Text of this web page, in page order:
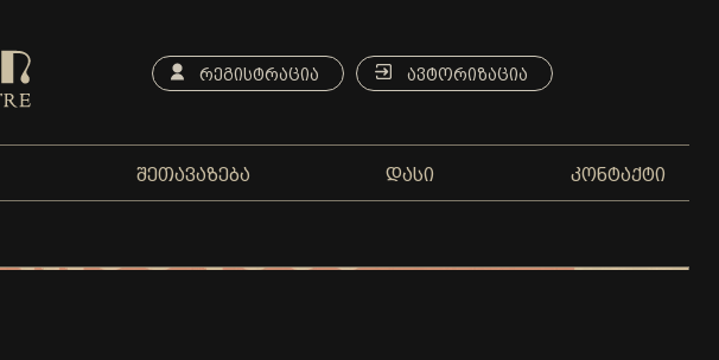
ᲠᲔᲒᲘᲡᲢᲠᲐᲪᲘᲐ ᲐᲕᲢᲝᲠᲘᲖᲐᲪᲘᲐ
ᲨᲔᲗᲐᲕᲐᲖᲔᲑᲐ ᲓᲐᲡᲘ ᲙᲝᲜᲢᲐᲥᲢᲘ